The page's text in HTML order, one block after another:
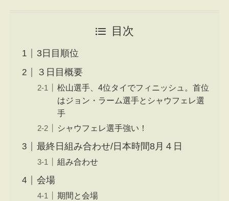
目次
3日目順位
３日目概要
松山選手、4位タイでフィニッシュ。首位
はジョン・ラーム選手とシャウフェレ選
手
シャウフェレ選手強い！
最終日組み合わせ/日本時間8月４日
組み合わせ
会場
期間と会場